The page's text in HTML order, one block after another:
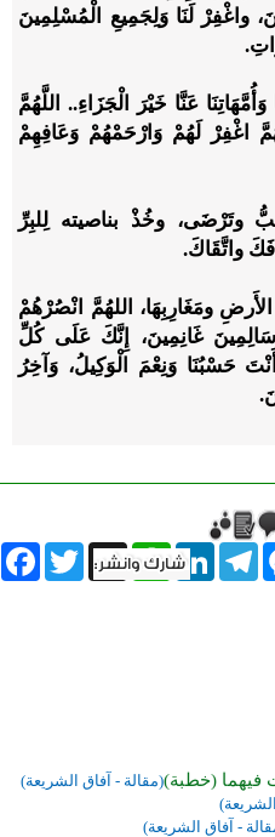
واغْفِرْ لَنَا وَلِجَمِيعِ الْمُسْلِمِينَ
عَنَّا خَيْرَ الْجَزَاءِ.. اللَّهُمَّ
اغْفِرْ لَهُمْ وَارْحَمْهُمْ وَعَافِهِمْ
وتَرْضَى، وخُذْ بناصيته لِلبِرِّ
واتَّقَاكَ.
ومَغَارِبِهَا، اللهُمَّ انْصُرْهُمْ
غَانِمِينَ، إِنَّكَ عَلَى كُلِّ
حَسْبُنَا وَنِعْمَ الْوَكِيلُ، وَآخِرُ
Twitter X
WhatsAppLinkedInTelegram
فيهما (خطبة)(مقالة - آفاق الشريعة)
- آفاق الشريعة)